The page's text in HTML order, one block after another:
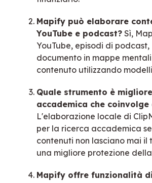
Mapify può elaborare
YouTube e podcast? Sì,
YouTube, episodi di
documento in mappe
contenuto utilizzando
Quale strumento è
accademica che
L'elaborazione locale di
per la ricerca accademica
contenuti non lasciano mai il
una migliore protezione
Mapify offre funzionalità